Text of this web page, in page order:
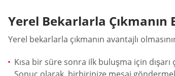
Yerel Bekarlarla Çıkmanın
Yerel bekarlarla çıkmanın avantajlı
Kısa bir süre sonra ilk buluşma için